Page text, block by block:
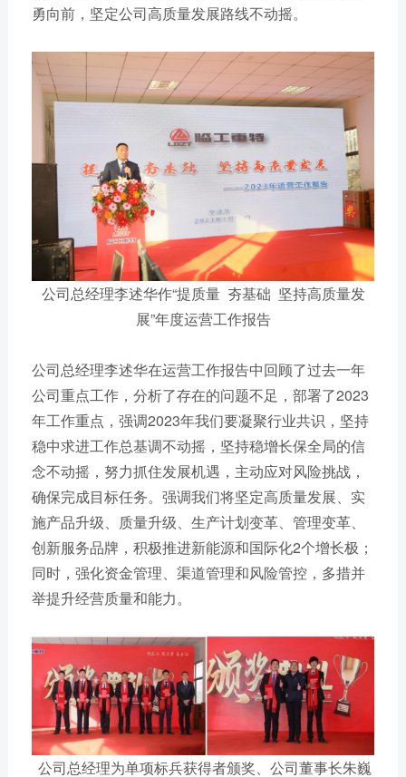
勇向前，坚定公司高质量发展路线不动摇。
公司总经理李述华作“提质量 夯基础 坚持高质量发
展”年度运营工作报告
公司总经理李述华在运营工作报告中回顾了过去一年
公司重点工作，分析了存在的问题不足，部署了2023
年工作重点，强调2023年我们要凝聚行业共识，坚持
稳中求进工作总基调不动摇，坚持稳增长保全局的信
念不动摇，努力抓住发展机遇，主动应对风险挑战，
确保完成目标任务。强调我们将坚定高质量发展、实
施产品升级、质量升级、生产计划变革、管理变革、
创新服务品牌，积极推进新能源和国际化2个增长极；
同时，强化资金管理、渠道管理和风险管控，多措并
举提升经营质量和能力。
公司总经理为单项标兵获得者颁奖、公司董事长朱巍